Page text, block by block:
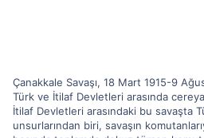
Çanakkale Savaşı, 18 Mart 1915-9
Türk ve İtilaf Devletleri arasında
İtilaf Devletleri arasındaki bu savaşta
unsurlarından biri, savaşın